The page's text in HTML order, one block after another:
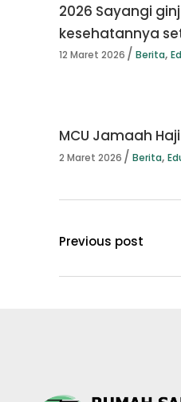
2026 Sayangi
kesehatannya
12 Maret 2026 Berita,
MCU Jamaah
2 Maret 2026 Berita,
Previous post